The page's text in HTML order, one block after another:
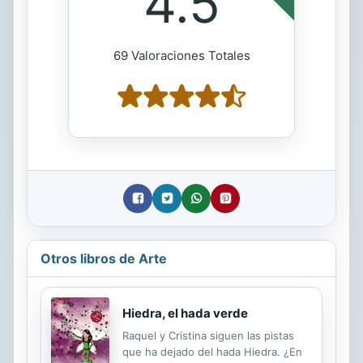
69 Valoraciones Totales
Otros libros de Arte
Hiedra, el hada verde
Raquel y Cristina siguen las pistas
que ha dejado del hada Hiedra. ¿En